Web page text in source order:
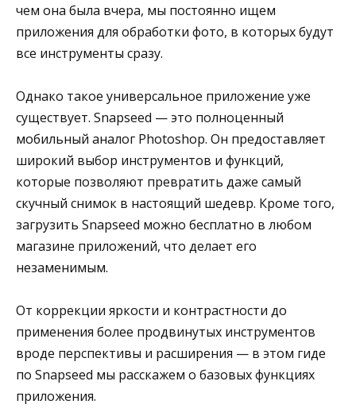
чем она была вчера, мы постоянно ищем
приложения для обработки фото, в которых будут
все инструменты сразу.
Однако такое универсальное приложение уже
существует. Snapseed — это полноценный
мобильный аналог Photoshop. Он предоставляет
широкий выбор инструментов и функций,
которые позволяют превратить даже самый
скучный снимок в настоящий шедевр. Кроме того,
загрузить Snapseed можно бесплатно в любом
магазине приложений, что делает его
незаменимым.
От коррекции яркости и контрастности до
применения более продвинутых инструментов
вроде перспективы и расширения — в этом гиде
по Snapseed мы расскажем о базовых функциях
приложения.